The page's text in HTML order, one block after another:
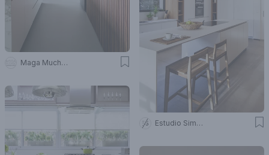
Maga Muchnik
Estudio Simbiosis